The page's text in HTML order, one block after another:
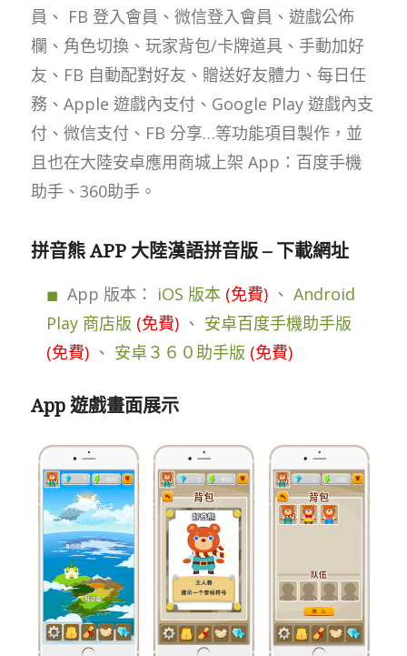
員、 FB 登入會員、微信登入會員、遊戲公佈
欄、角色切換、玩家背包/卡牌道具、手動加好
友、FB 自動配對好友、贈送好友體力、每日任
務、Apple 遊戲內支付、Google Play 遊戲內支
付、微信支付、FB 分享…等功能項目製作，並
且也在大陸安卓應用商城上架 App：百度手機
助手、360助手。
拼音熊 APP 大陸漢語拼音版 – 下載網址
App 版本： iOS 版本 (免費)、 Android
Play 商店版 (免費)、 安卓百度手機助手版
(免費)、 安卓３６０助手版 (免費)
App 遊戲畫面展示